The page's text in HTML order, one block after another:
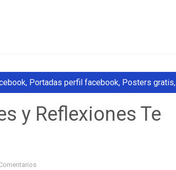
, Portadas perfil facebook, Posters gratis,
y Reflexiones Te